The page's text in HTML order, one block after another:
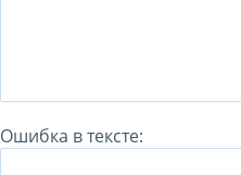
Ошибка в тексте: